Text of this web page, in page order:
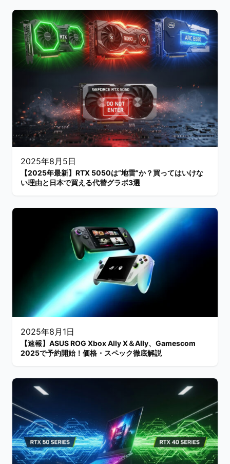
2025年8月5日
【2025年最新】RTX 5050は”地雷”か？買ってはいけな
い理由と日本で買える代替グラボ3選
2025年8月1日
【速報】ASUS ROG Xbox Ally X＆Ally、Gamescom
2025で予約開始！価格・スペック徹底解説